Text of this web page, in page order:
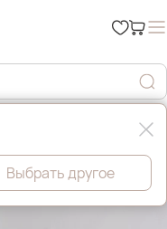
Выбрать другое